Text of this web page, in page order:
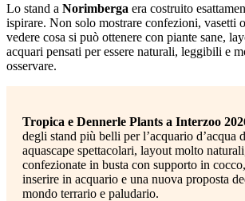
Lo stand a Norimberga era costruito
ispirare. Non solo mostrare confezioni, vasetti
vedere cosa si può ottenere con piante sane,
acquari pensati per essere naturali, leggibili e
osservare.
Tropica e Dennerle Plants a Interzoo
degli stand più belli per l’acquario d’acqua
aquascape spettacolari, layout molto
confezionate in busta con supporto in
inserire in acquario e una nuova proposta
mondo terrario e paludario.